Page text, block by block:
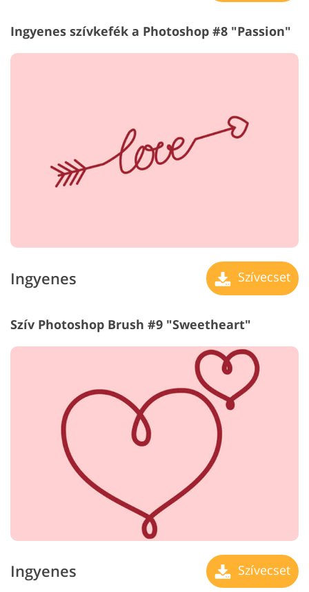
Ingyenes szívkefék a Photoshop #8 "Passion"
Ingyenes Szívecset
Szív Photoshop Brush #9 "Sweetheart"
Ingyenes Szívecset